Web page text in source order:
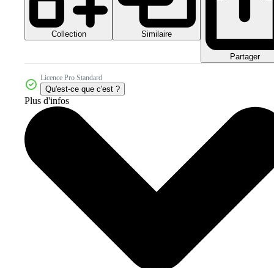
Collection Similaire
Partager
Licence Pro Standard
Qu'est-ce que c'est ?
Plus d'infos